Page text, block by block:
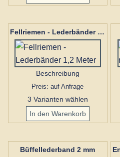
Fellriemen - Lederbänder 1,2 Meter
Beschreibung
Preis: auf Anfrage
3 Varianten wählen
Büffellederband 2 mm